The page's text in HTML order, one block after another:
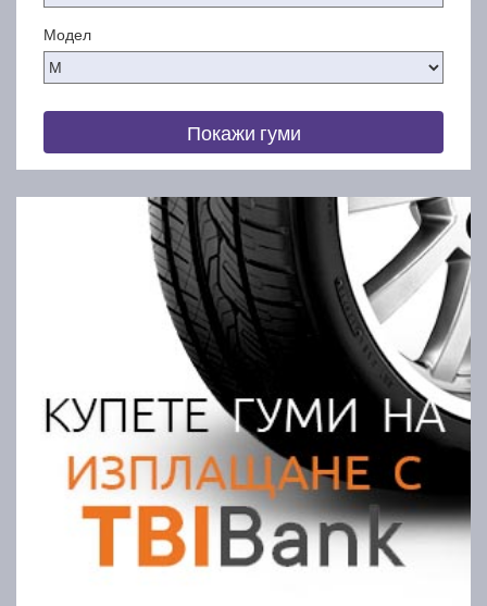
Модел
Покажи гуми